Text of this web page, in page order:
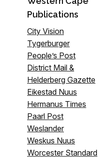
Publications
City Vision
Tygerburger
People’s Post
District Mail &
Helderberg Gazette
Eikestad Nuus
Hermanus Times
Paarl Post
Weslander
Weskus Nuus
Worcester Standard